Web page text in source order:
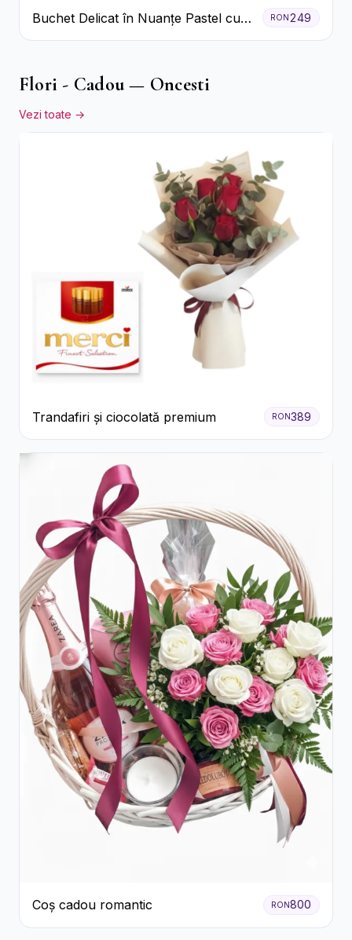
Buchet Delicat în Nuanțe Pastel cu
Trandafiri și Crizanteme Roz
RON249
Flori - Cadou — Oncesti
Vezi toate →
Trandafiri și ciocolată premium RON389
Coș cadou romantic RON800